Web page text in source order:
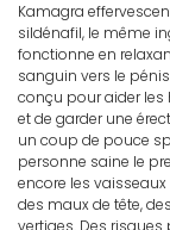
Kamagra
sildénafil, le même
fonctionne en
sanguin vers le
conçu pour aider
et de garder une
un coup de pouce
personne saine le
encore les
des maux de tête,